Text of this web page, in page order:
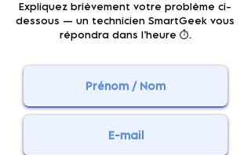
Expliquez brièvement votre problème ci-
dessous — un technicien SmartGeek vous
répondra dans l’heure ⏱️.